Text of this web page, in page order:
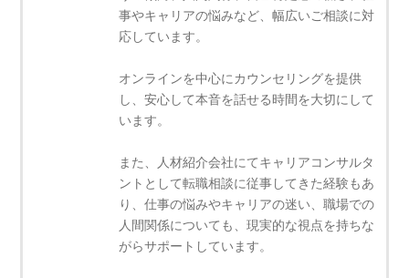
事やキャリアの悩みなど、幅広いご相談に対
応しています。
オンラインを中心にカウンセリングを提供
し、安心して本音を話せる時間を大切にして
います。
また、人材紹介会社にてキャリアコンサルタ
ントとして転職相談に従事してきた経験もあ
り、仕事の悩みやキャリアの迷い、職場での
人間関係についても、現実的な視点を持ちな
がらサポートしています。